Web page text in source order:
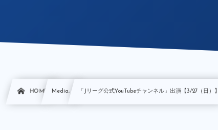
HOME Media, … 「Jリーグ公式YouTubeチャンネル」出演【3/27（日）】